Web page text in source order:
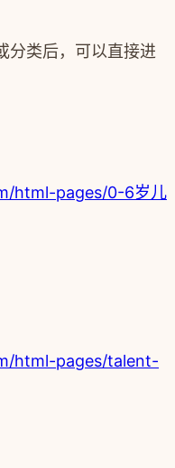
分类后，可以直接进
html-pages/0-6岁儿
html-pages/talent-